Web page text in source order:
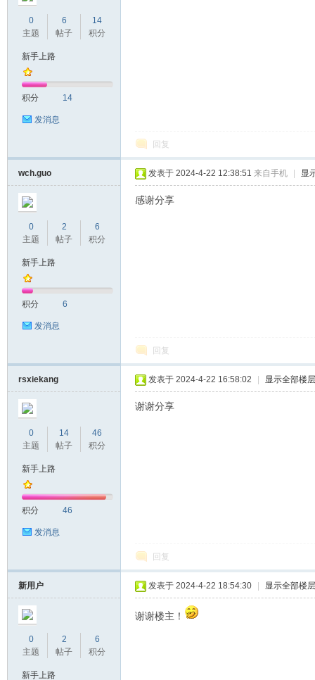
0
主题
6
帖子
14
积分
新手上路
积分 14
发消息
回复
wch.guo
0
主题
2
帖子
6
积分
新手上路
积分 6
发消息
发表于 2024-4-22 12:38:51 来自手机 显
感谢分享
回复
rsxiekang
0
主题
14
帖子
46
积分
新手上路
积分 46
发消息
发表于 2024-4-22 16:58:02 显示全部楼层
谢谢分享
回复
新用户
0
主题
2
帖子
6
积分
新手上路
发表于 2024-4-22 18:54:30 显示全部楼层
谢谢楼主！